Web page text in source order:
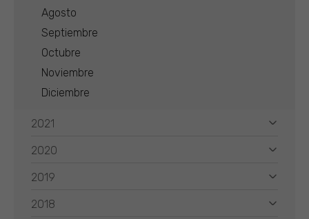
Agosto
Septiembre
Octubre
Noviembre
Diciembre
2021
2020
2019
2018